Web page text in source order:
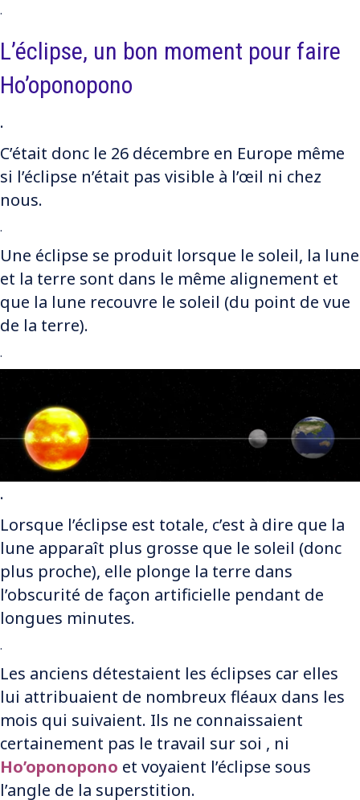
.
L’éclipse, un bon moment pour faire
Ho’oponopono
.
C’était donc le 26 décembre en Europe même
si l’éclipse n’était pas visible à l’œil ni chez
nous.
.
Une éclipse se produit lorsque le soleil, la lune
et la terre sont dans le même alignement et
que la lune recouvre le soleil (du point de vue
de la terre).
.
.
Lorsque l’éclipse est totale, c’est à dire que la
lune apparaît plus grosse que le soleil (donc
plus proche), elle plonge la terre dans
l’obscurité de façon artificielle pendant de
longues minutes.
.
Les anciens détestaient les éclipses car elles
lui attribuaient de nombreux fléaux dans les
mois qui suivaient. Ils ne connaissaient
certainement pas le travail sur soi , ni
Ho’oponopono et voyaient l’éclipse sous
l’angle de la superstition.